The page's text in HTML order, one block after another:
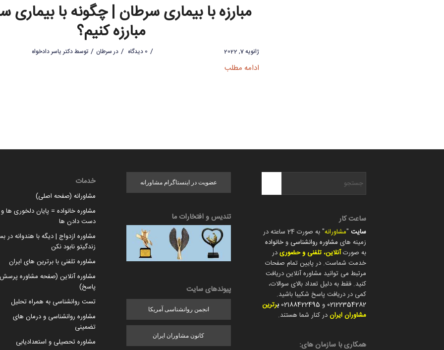
مبارزه با بیماری سرطان | چگونه با بیماری
مبارزه کنیم؟
ژانویه 7, 2022 / 0 دیدگاه / درسرطان / توسطدکتر یاسر دادخواه
ادامه مطلب
ساعت کار
سایت "مشاورانه
" به صورت 24 ساعته در
زمینه های مشاوره روانشناسی و خانواده
به صورتآنلاین، تلفنی و حضوریدر
خدمت شماست. در پایین تمام صفحات
مرتبط می توانید مشاوره آنلاین دریافت
کنید. فقط به دلیل تعداد بالای سوالات،
کمی در دریافت پاسخ شکیبا باشید.
02122354282 و 02188422495 برترین
مشاوران ایراندر کنار شما هستند.
همکاری با سازمان های:
عضویت در اینستاگرام مشاورانه
تندیس و افتخارات ما
پیوندهای سایت
انجمن روانشناسی آمریکا
کانون مشاوران ایران
خدمات
مشاورانه (صفحه اصلی)
مشاوره خانواده = پایان دلخوری ها و
دست دادن ها
مشاوره ازدواج | دیگه با هندوانه در
زندگیتو نابود نکن
مشاوره تلفنی با برترین های ایران
مشاوره آنلاین (صفحه مشاوره
پاسخ)
تست روانشناسی به همراه تحلیل
مشاوره روانشناسی و درمان های
تضمینی
مشاوره تحصیلی و استعدادیابی